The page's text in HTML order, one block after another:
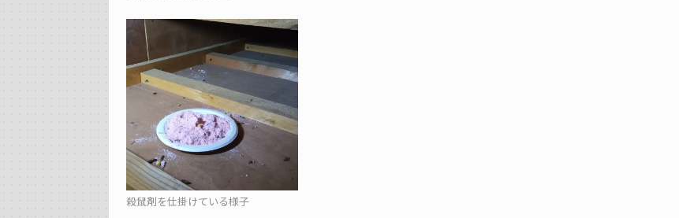
殺鼠剤を仕掛けている様子